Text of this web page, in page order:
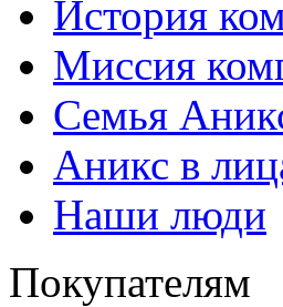
История
Миссия
Семья
Аникс в
Наши люди
Покупателям